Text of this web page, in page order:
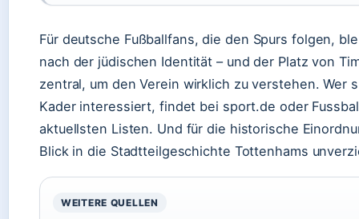
Für deutsche Fußballfans, die den Spurs folgen,
nach der jüdischen Identität – und der Platz von
zentral, um den Verein wirklich zu verstehen. Wer
Kader interessiert, findet bei sport.de oder
aktuellsten Listen. Und für die historische
Blick in die Stadtteilgeschichte Tottenhams
WEITERE QUELLEN